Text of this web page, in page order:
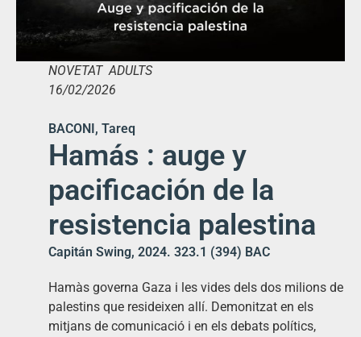
NOVETAT ADULTS
16/02/2026
BACONI, Tareq
Hamás : auge y
pacificación de la
resistencia palestina
Capitán Swing, 2024. 323.1 (394) BAC
Hamàs governa Gaza i les vides dels dos milions de
palestins que resideixen allí. Demonitzat en els
mitjans de comunicació i en els debats polítics,